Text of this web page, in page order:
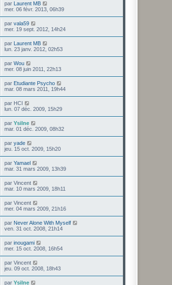
par Laurent MB
mer. 06 févr. 2013, 06h39
par vala59
mer. 19 sept. 2012, 14h24
par Laurent MB
lun. 23 janv. 2012, 02h53
par Wou
mer. 08 juin 2011, 22h13
par Etudiante Psycho
mar. 08 mars 2011, 19h44
par HCI
lun. 07 déc. 2009, 15h29
par Ysilne
mar. 01 déc. 2009, 08h32
par yade
jeu. 15 oct. 2009, 15h20
par Yamael
mar. 31 mars 2009, 13h39
par Vincent
mar. 10 mars 2009, 18h11
par Vincent
mer. 04 mars 2009, 21h16
par Never Alone With Myself
ven. 31 oct. 2008, 21h14
par inougami
mer. 15 oct. 2008, 16h54
par Vincent
jeu. 09 oct. 2008, 18h43
par Ysilne